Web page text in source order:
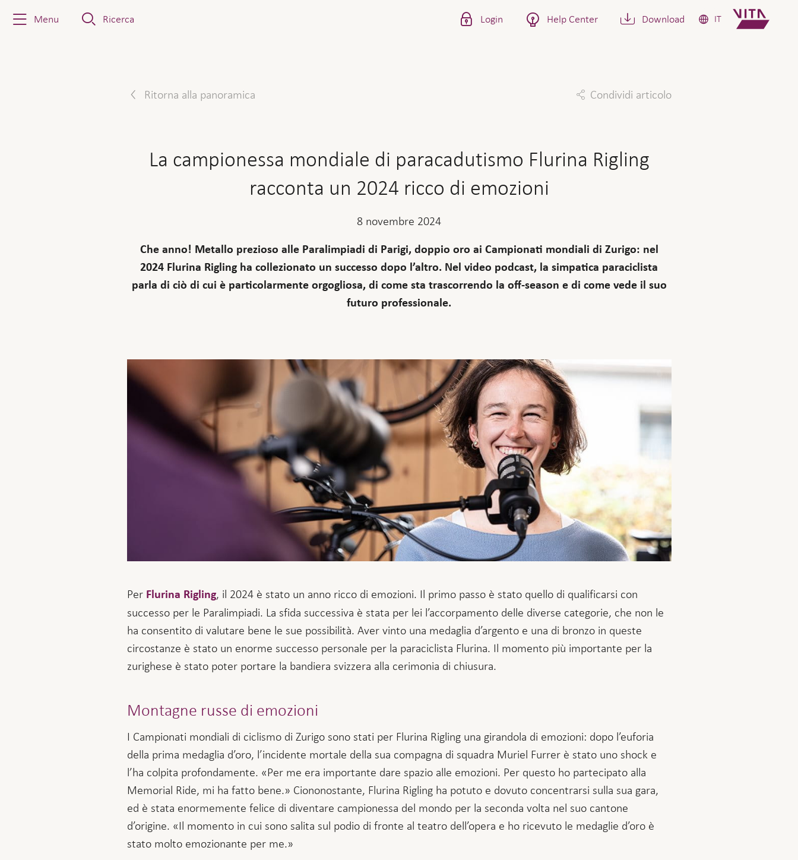
Menu Ricerca Login Help Center Download IT
Ritorna alla panoramica Condividi articolo
La campionessa mondiale di paracadutismo Flurina Rigling
racconta un 2024 ricco di emozioni
8 novembre 2024
Che anno! Metallo prezioso alle Paralimpiadi di Parigi, doppio oro ai Campionati mondiali di Zurigo: nel
2024 Flurina Rigling ha collezionato un successo dopo l’altro. Nel video podcast, la simpatica paraciclista
parla di ciò di cui è particolarmente orgogliosa, di come sta trascorrendo la off-season e di come vede il suo
futuro professionale.
Per Flurina Rigling, il 2024 è stato un anno ricco di emozioni. Il primo passo è stato quello di qualificarsi con
successo per le Paralimpiadi. La sfida successiva è stata per lei l’accorpamento delle diverse categorie, che non le
ha consentito di valutare bene le sue possibilità. Aver vinto una medaglia d’argento e una di bronzo in queste
circostanze è stato un enorme successo personale per la paraciclista Flurina. Il momento più importante per la
zurighese è stato poter portare la bandiera svizzera alla cerimonia di chiusura.
Montagne russe di emozioni
I Campionati mondiali di ciclismo di Zurigo sono stati per Flurina Rigling una girandola di emozioni: dopo l’euforia
della prima medaglia d’oro, l’incidente mortale della sua compagna di squadra Muriel Furrer è stato uno shock e
l’ha colpita profondamente. «Per me era importante dare spazio alle emozioni. Per questo ho partecipato alla
Memorial Ride, mi ha fatto bene.» Ciononostante, Flurina Rigling ha potuto e dovuto concentrarsi sulla sua gara,
ed è stata enormemente felice di diventare campionessa del mondo per la seconda volta nel suo cantone
d’origine. «Il momento in cui sono salita sul podio di fronte al teatro dell’opera e ho ricevuto le medaglie d’oro è
stato molto emozionante per me.»